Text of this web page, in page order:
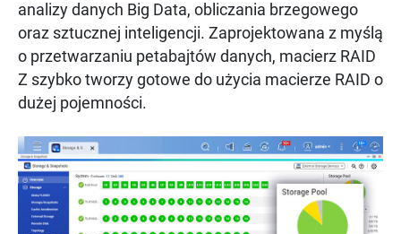
analizy danych Big Data, obliczania brzegowego
oraz sztucznej inteligencji. Zaprojektowana z myślą
o przetwarzaniu petabajtów danych, macierz RAID
Z szybko tworzy gotowe do użycia macierze RAID o
dużej pojemności.